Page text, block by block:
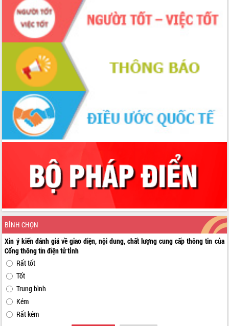
BÌNH CHỌN
Xin ý kiến đánh giá về giao diện, nội dung, chất lượng cung cấp thông tin của
Cổng thông tin điện tử tỉnh
Rất tốt
Tốt
Trung bình
Kém
Rất kém